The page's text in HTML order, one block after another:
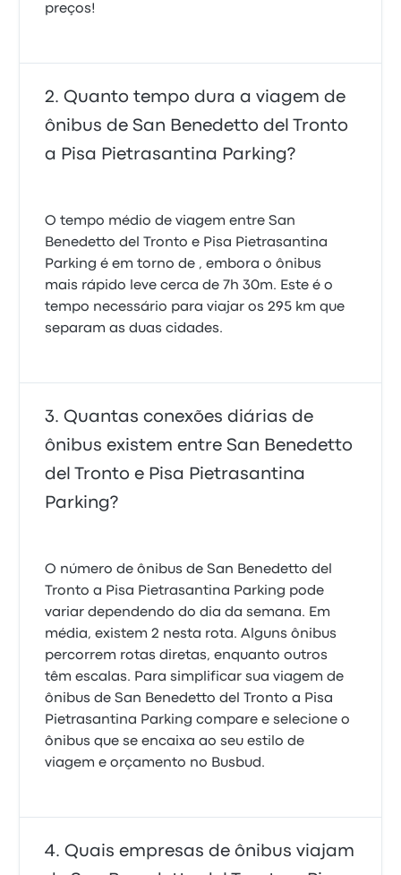
preços!
Quanto tempo dura a viagem de
ônibus de San Benedetto del Tronto
a Pisa Pietrasantina Parking?
O tempo médio de viagem entre San
Benedetto del Tronto e Pisa Pietrasantina
Parking é em torno de , embora o ônibus
mais rápido leve cerca de 7h 30m. Este é o
tempo necessário para viajar os 295 km que
separam as duas cidades.
Quantas conexões diárias de
ônibus existem entre San Benedetto
del Tronto e Pisa Pietrasantina
Parking?
O número de ônibus de San Benedetto del
Tronto a Pisa Pietrasantina Parking pode
variar dependendo do dia da semana. Em
média, existem 2 nesta rota. Alguns ônibus
percorrem rotas diretas, enquanto outros
têm escalas. Para simplificar sua viagem de
ônibus de San Benedetto del Tronto a Pisa
Pietrasantina Parking compare e selecione o
ônibus que se encaixa ao seu estilo de
viagem e orçamento no Busbud.
Quais empresas de ônibus viajam